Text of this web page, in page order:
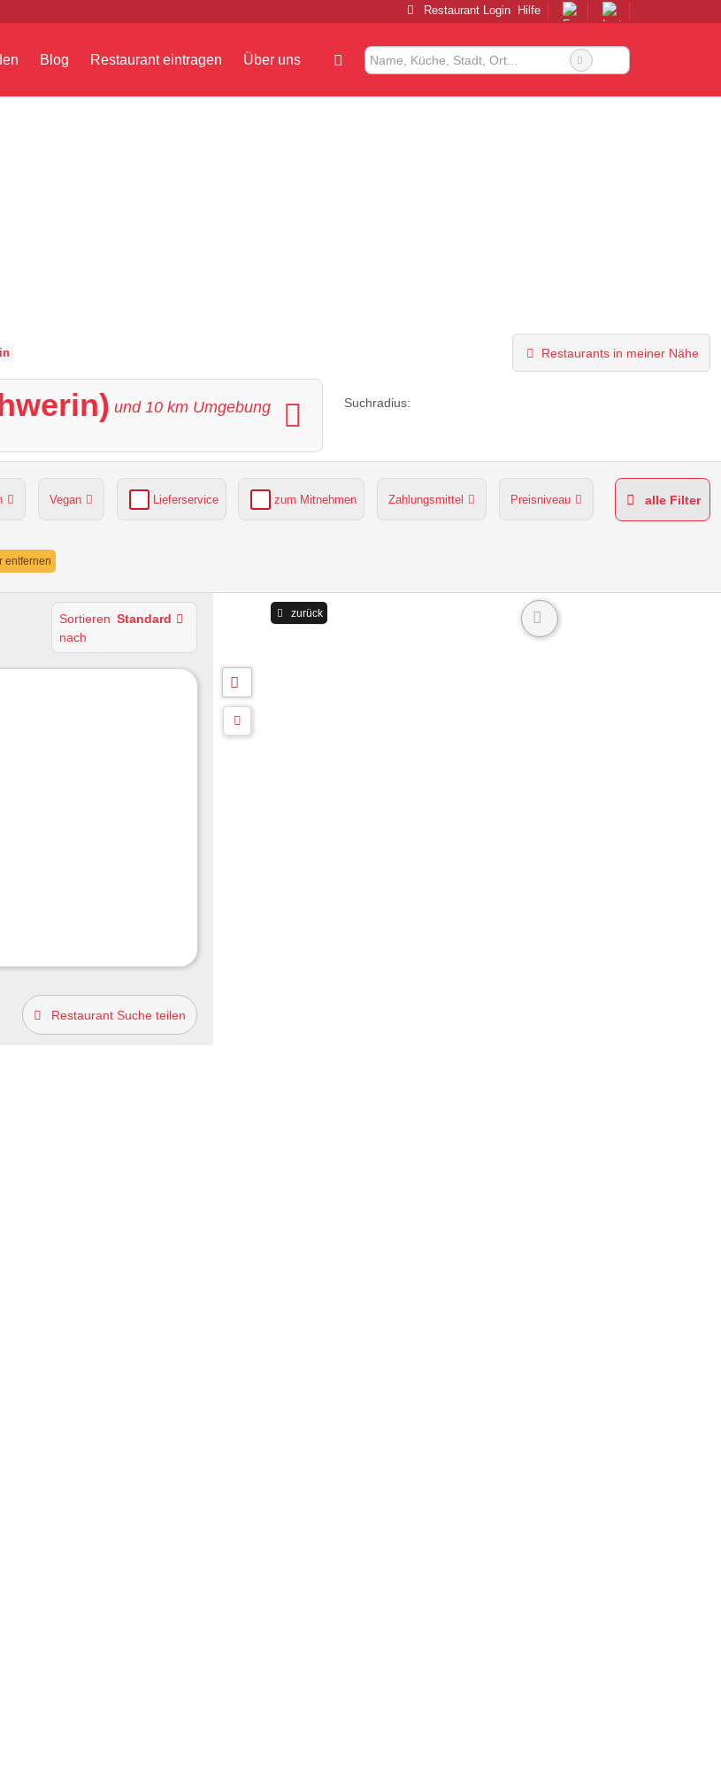
Restaurant Login Hilfe
Blog Restaurant eintragen Über uns
Restaurants in meiner Nähe
und 10 km Umgebung Suchradius:
Vegan Lieferservice zum Mitnehmen Zahlungsmittel Preisniveau alle Filter
entfernen
Sortieren
nach
Standard
Restaurant Suche teilen
zurück